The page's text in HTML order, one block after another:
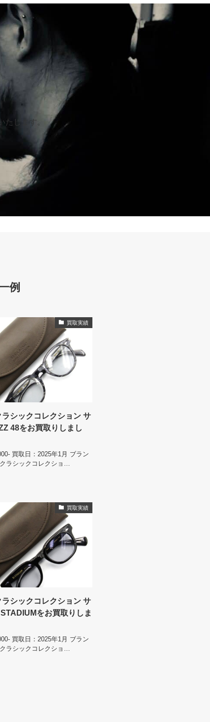
たします。
例
買取実績
ラシックコレクション サ
48をお買取りしまし
買取日：2025年1月 ブラン
ラシックコレクショ…
買取実績
ラシックコレクション サ
をお買取りしま
買取日：2025年1月 ブラン
ラシックコレクショ…